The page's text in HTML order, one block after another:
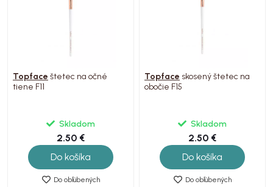
Topface štetec na očné
tiene F11
Skladom
2.50 €
Do košíka
Do obľúbených
Topface skosený štetec na
obočie F15
Skladom
2.50 €
Do košíka
Do obľúbených